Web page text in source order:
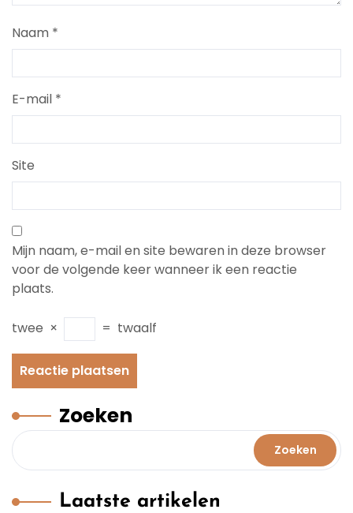
Naam *
E-mail *
Site
Mijn naam, e-mail en site bewaren in deze browser
voor de volgende keer wanneer ik een reactie
plaats.
twee × = twaalf
Zoeken
Zoeken
Laatste artikelen